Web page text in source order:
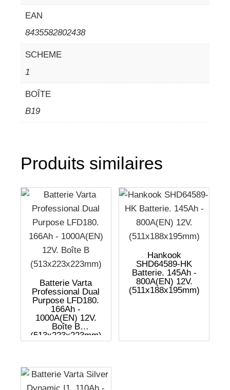
EAN
8435582802438
SCHEME
1
BOÎTE
B19
Produits similaires
Batterie Varta
Professional Dual
Purpose LFD180.
166Ah -
1000A(EN) 12V.
Boîte B
(513x223x223mm)
Hankook
SHD64589-HK
Batterie. 145Ah -
800A(EN) 12V.
(511x188x195mm)